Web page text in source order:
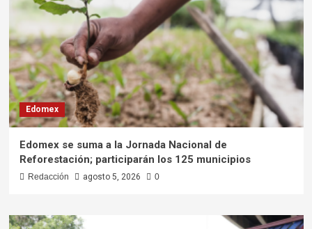
Edomex
Edomex se suma a la Jornada Nacional de
Reforestación; participarán los 125 municipios
Redacción agosto 5, 2026 0